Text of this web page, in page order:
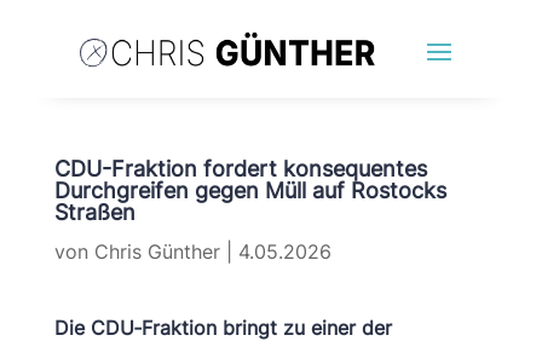
CDU-Fraktion fordert konsequentes
Durchgreifen gegen Müll auf Rostocks
Straßen
von Chris Günther| 4.05.2026
Die CDU‑Fraktion bringt zu einer der